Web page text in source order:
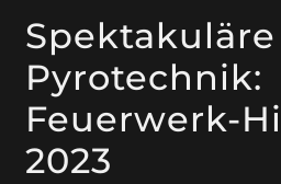
Spektakuläre
Pyrotechnik:
Feuerwerk-
2023